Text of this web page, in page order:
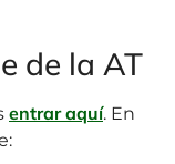
de la AT
entrar aquí. En